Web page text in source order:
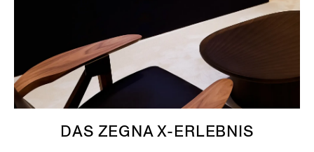
DAS ZEGNA X-ERLEBNIS